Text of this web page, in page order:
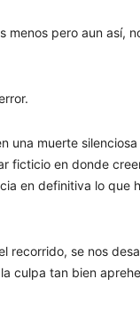
pero aun así,
una muerte
ficticio en donde
en definitiva lo que
recorrido, se nos
culpa tan bien